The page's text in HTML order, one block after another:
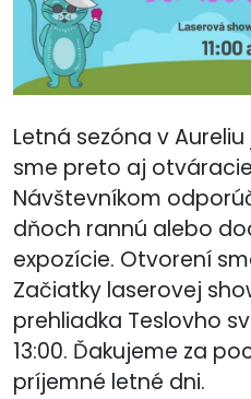
Letná sezóna v
sme preto aj
Návštevníkom
dňoch rannú alebo
expozície. Otvorení
Začiatky laserovej
prehliadka Teslovho
13:00. Ďakujeme za
príjemné letné dni.